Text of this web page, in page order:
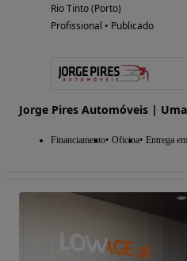
Rio Tinto (Porto)
Profissional • Publicado
Jorge Pires Automóveis |
Financiamento Oficina Entrega